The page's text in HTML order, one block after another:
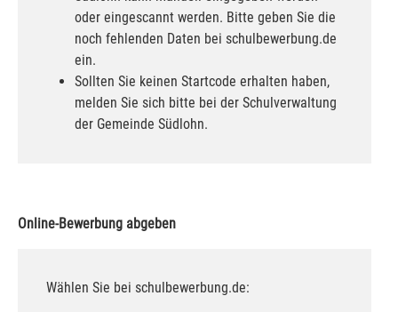
oder eingescannt werden. Bitte geben Sie die
noch fehlenden Daten bei schulbewerbung.de
ein.
Sollten Sie keinen Startcode erhalten haben,
melden Sie sich bitte bei der Schulverwaltung
der Gemeinde Südlohn.
Online-Bewerbung abgeben
Wählen Sie bei schulbewerbung.de: